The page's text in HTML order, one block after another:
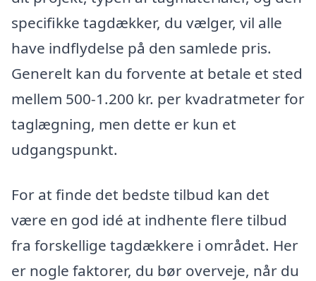
specifikke tagdækker, du vælger, vil alle
have indflydelse på den samlede pris.
Generelt kan du forvente at betale et sted
mellem 500-1.200 kr. per kvadratmeter for
taglægning, men dette er kun et
udgangspunkt.
For at finde det bedste tilbud kan det
være en god idé at indhente flere tilbud
fra forskellige tagdækkere i området. Her
er nogle faktorer, du bør overveje, når du